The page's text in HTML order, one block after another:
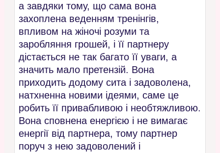
а завдяки тому, що сама вона
захоплена веденням тренінгів,
впливом на жіночі розуми та
заробляння грошей, і її партнеру
дістається не так багато її уваги, а
значить мало претензій. Вона
приходить додому сита і задоволена,
натхненна новими ідеями, саме це
робить її привабливою і необтяжливою.
Вона сповнена енергією і не вимагає
енергії від партнера, тому партнер
поруч з нею задоволений і